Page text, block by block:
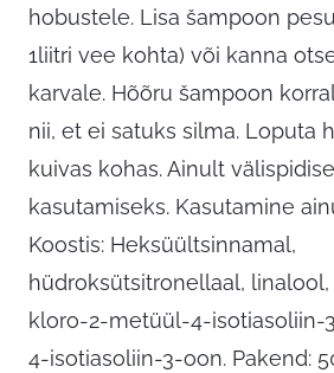
hobustele. Lisa šampoon
1liitri vee kohta) või kanna
karvale. Hõõru šampoon
nii, et ei satuks silma. Loputa
kuivas kohas. Ainult
kasutamiseks. Kasutamine
Koostis: Heksüültsinnamal,
hüdroksütsitronellaal,
kloro-2-metüül-4-
4-isotiasoliin-3-oon. Pakend: